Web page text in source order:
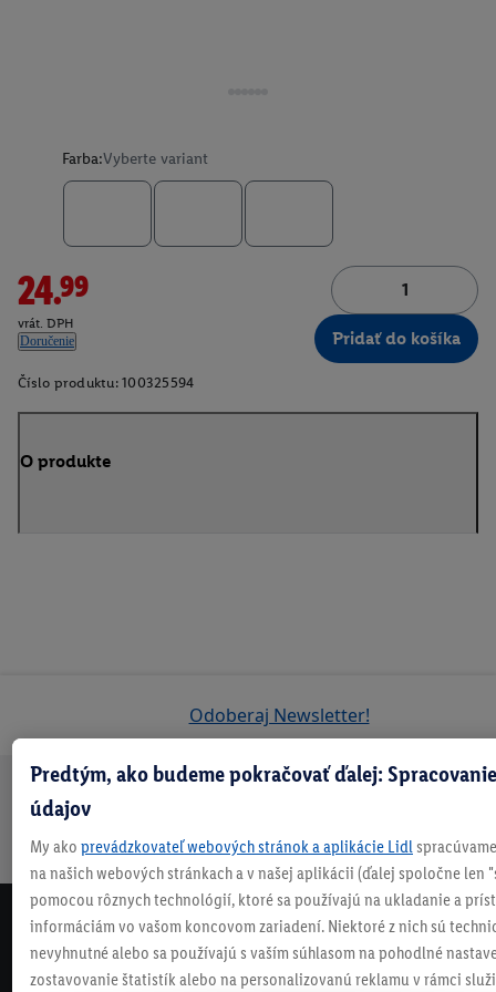
Farba:Vyberte variant
24.99
vrát. DPH
Doručenie
Pridať do košíka
Číslo produktu: 100325594
O produkte
Odoberaj Newsletter!
Doprava
nad 70 €¹
niečo nové
NEWSLETTER
NEZMEŠKAJ NAŠE AKCIE!
Predtým, ako budeme pokračovať ďalej:
údajov
My ako prevádzkovateľ webových stránok a aplikácie Lidl
na našich webových stránkach a v našej aplikácii (ďalej spoločne len
pomocou rôznych technológií, ktoré sa používajú na ukladanie a
informáciám vo vašom koncovom zariadení. Niektoré z nich sú
nevyhnutné alebo sa používajú s vaším súhlasom na pohodlné
zostavovanie štatistík alebo na personalizovanú reklamu v rámci